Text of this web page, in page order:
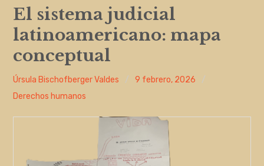
¿Qué es Folio?
Entrada de incidencias o sugerencias
El sistema judicial
latinoamericano: mapa
conceptual
Úrsula Bischofberger Valdes
9 febrero, 2026
Derechos humanos